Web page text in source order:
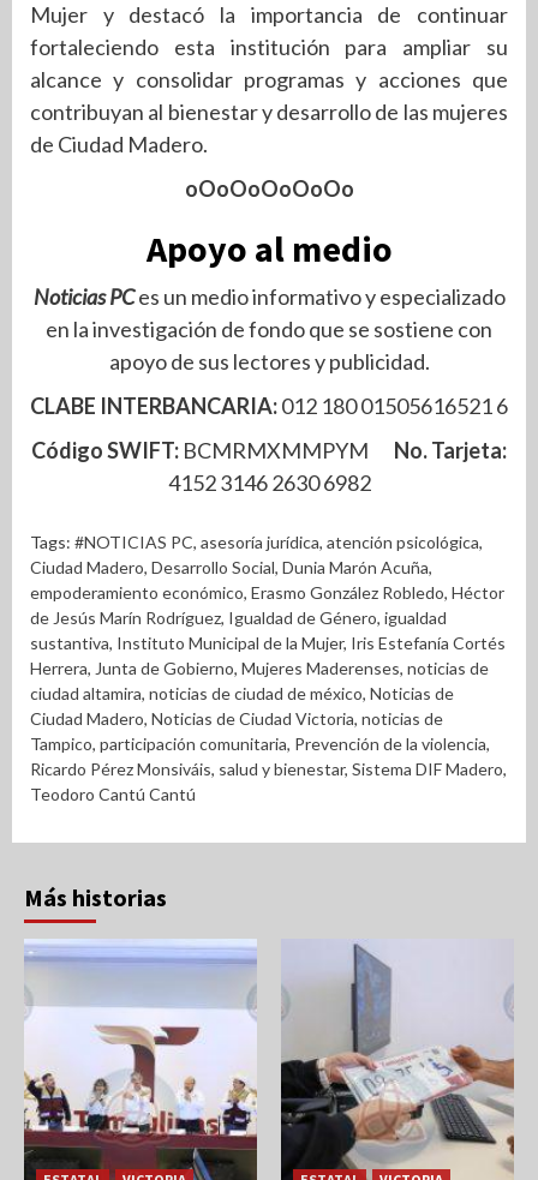
Mujer y destacó la importancia de continuar
fortaleciendo esta institución para ampliar su
alcance y consolidar programas y acciones que
contribuyan al bienestar y desarrollo de las mujeres
de Ciudad Madero.
oOoOoOoOoOo
Apoyo al medio
Noticias PCes un medio informativo y especializado
en la investigación de fondo que se sostiene con
apoyo de sus lectores y publicidad.
CLABE INTERBANCARIA:012 180 01505616521 6
Código SWIFT: BCMRMXMMPYM No. Tarjeta:
4152 3146 2630 6982
Tags: #NOTICIAS PC, asesoría jurídica, atención psicológica,
Ciudad Madero, Desarrollo Social, Dunia Marón Acuña,
empoderamiento económico, Erasmo González Robledo, Héctor
de Jesús Marín Rodríguez, Igualdad de Género, igualdad
sustantiva, Instituto Municipal de la Mujer, Iris Estefanía Cortés
Herrera, Junta de Gobierno, Mujeres Maderenses, noticias de
ciudad altamira, noticias de ciudad de méxico, Noticias de
Ciudad Madero, Noticias de Ciudad Victoria, noticias de
Tampico, participación comunitaria, Prevención de la violencia,
Ricardo Pérez Monsiváis, salud y bienestar, Sistema DIF Madero,
Teodoro Cantú Cantú
Más historias